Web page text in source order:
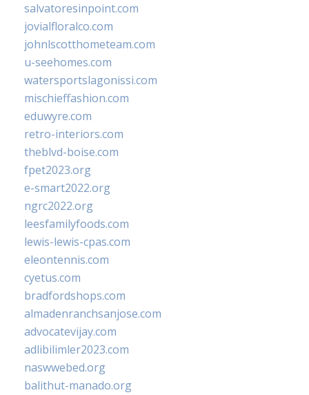
salvatoresinpoint.com
jovialfloralco.com
johnlscotthometeam.com
u-seehomes.com
watersportslagonissi.com
mischieffashion.com
eduwyre.com
retro-interiors.com
theblvd-boise.com
fpet2023.org
e-smart2022.org
ngrc2022.org
leesfamilyfoods.com
lewis-lewis-cpas.com
eleontennis.com
cyetus.com
bradfordshops.com
almadenranchsanjose.com
advocatevijay.com
adlibilimler2023.com
naswwebed.org
balithut-manado.org